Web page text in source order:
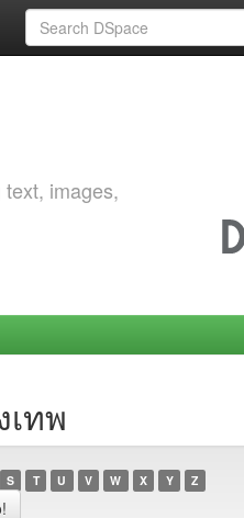
images,
ทพ
S T U V W X Y Z